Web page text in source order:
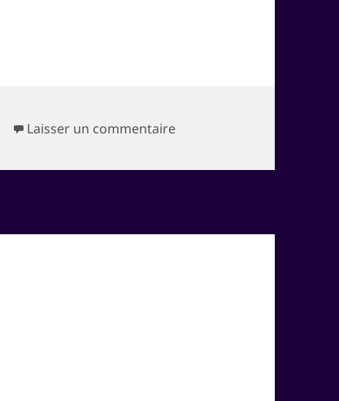
Laisser un commentairesur Niouzelétère n°2